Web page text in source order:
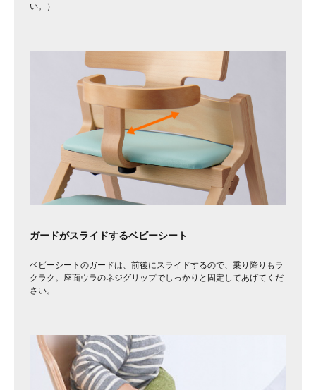
い。）
ガードがスライドするベビーシート
ベビーシートのガードは、前後にスライドするので、乗り降りもラ
クラク。座面ウラのネジグリップでしっかりと固定してあげてくだ
さい。